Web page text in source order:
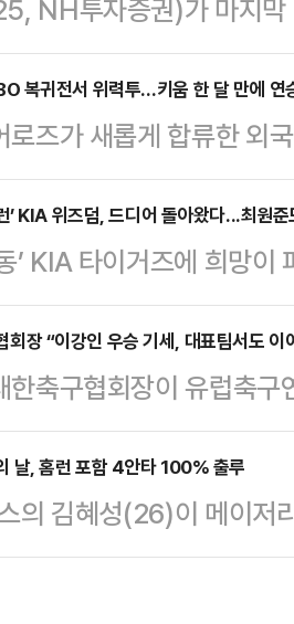
NH투자증권)가 마지
지했다.정윤지는 1일 경
열린 2025 한국여자프
오픈’ 최종 라운드서 2
치고 나섰던 정윤지는 3
우승을 차지했다. 최종
1억 8000만원을 거머
복귀전서 위력투…키움 한 달 만에 연
로즈가 새롭게 합류한 외
공했다.키움은 1일 서울
리그’ 두산 베어스와의
년 히어로즈 구단 창단
35일 만에 연승에 성공
적 16승 1무 44패를 기
(9.5경기) 이내로 좁혔다
’ KIA 위즈덤, 드디어 돌아왔다...최원준
’ KIA 타이거즈에 희망
수원KT위즈파크에서
라인업을 발표했다.가
통산 88홈런에 빛
)로 복귀한다.지난달 11
났던 위즈덤은 약 3주
도의 부상으로 여겼는
회장 “이강인 우승 기세, 대표팀서도 이
한축구협회장이 유럽축
강인(PSG)을 축하했다.
해 "PSG의 2024-25시
즌 프랑스 프로축구 리
대회인 UCL까지 석권하
날, 홈런 포함 4안타 100% 출루
의 김혜성(26)이 메이저
국시간) 다저 스타디움